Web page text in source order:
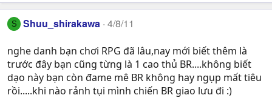
S Shuu_shirakawa 4/8/11
nghe danh bạn chơi RPG đã lâu,nay mới biết thêm là
trước đây bạn cũng từng là 1 cao thủ BR....không biết
dạo này bạn còn đame mê BR không hay ngụp mất tiêu
rồi.....khi nào rảnh tụi mình chiến BR giao lưu đi :)